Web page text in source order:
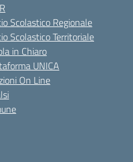
Scolastico Regionale
Scolastico Territoriale
in Chiaro
UNICA
On Line